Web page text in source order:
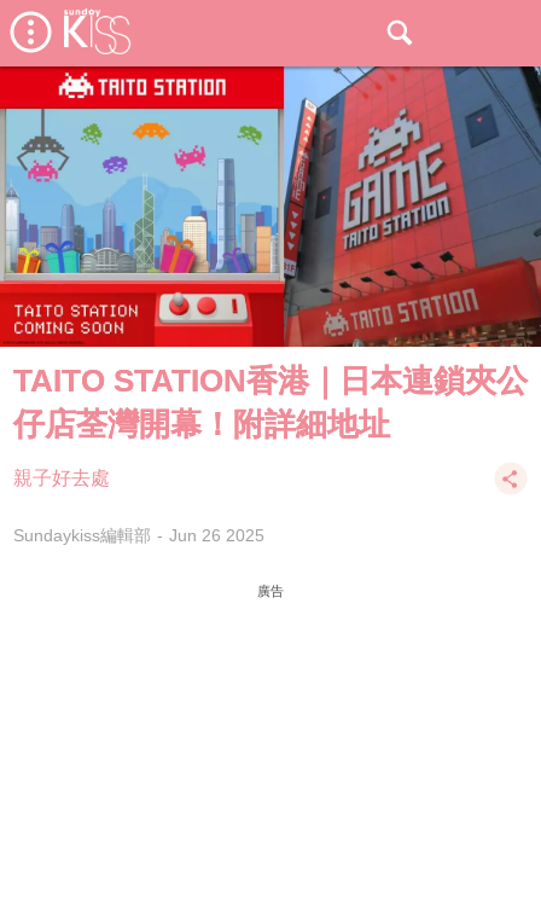
TAITO STATION香港｜日本連鎖夾公
仔店荃灣開幕！附詳細地址
親子好去處
Sundaykiss編輯部 Jun 26 2025
廣告